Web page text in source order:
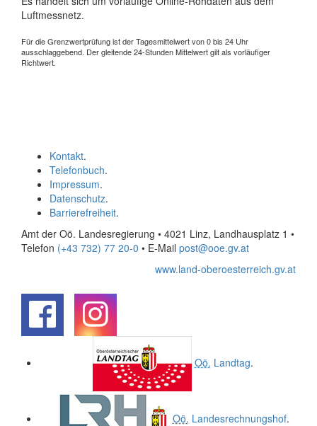
Luftmessnetz.
Für die Grenzwertprüfung ist der Tagesmittelwert von 0 bis 24 Uhr
ausschlaggebend. Der gleitende 24-Stunden Mittelwert gilt als vorläufiger
Richtwert.
Kontakt.
Telefonbuch.
Impressum.
Datenschutz.
Barrierefreiheit.
Amt der Oö. Landesregierung • 4021 Linz, Landhausplatz 1 •
Telefon (+43 732) 77 20-0 • E-Mail post@ooe.gv.at
www.land-oberoesterreich.gv.at
Oö. Landtag.
Oö. Landesrechnungshof.